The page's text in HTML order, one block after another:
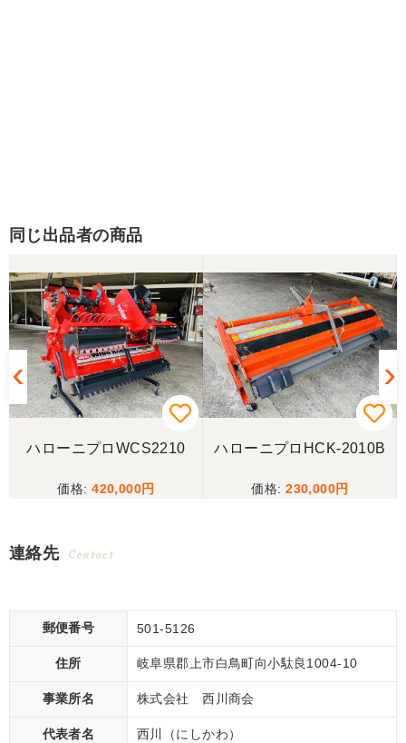
同じ出品者の商品
ハローニプロWCS2210
420,000
ハローニプロHCK-2010B
230,000
連絡先 Contact
郵便番号 501-5126
住所 岐阜県郡上市白鳥町向小駄良1004-10
事業所名 株式会社 西川商会
代表者名 西川（にしかわ）